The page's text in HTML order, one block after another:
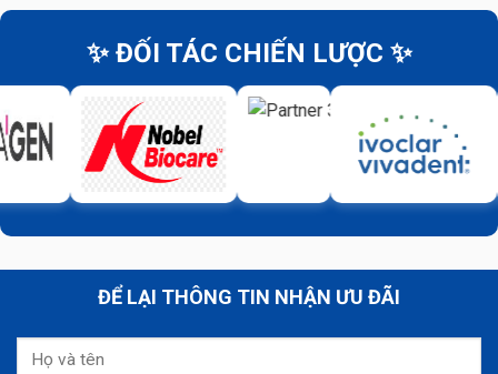
✨ ĐỐI TÁC CHIẾN LƯỢC ✨
ĐỂ LẠI THÔNG TIN NHẬN ƯU ĐÃI